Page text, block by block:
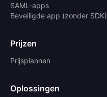
SAML-apps
Beveiligde app (zonder SDK)
Prijzen
Prijsplannen
Oplossingen